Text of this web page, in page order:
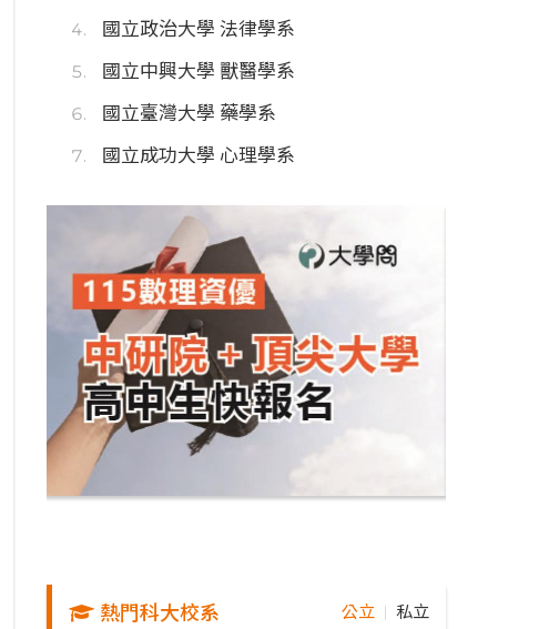
國立政治大學 法律學系
國立中興大學 獸醫學系
國立臺灣大學 藥學系
國立成功大學 心理學系
熱門科大校系 公立 私立